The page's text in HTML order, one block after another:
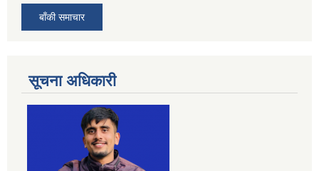
बाँकी समाचार
सूचना अधिकारी